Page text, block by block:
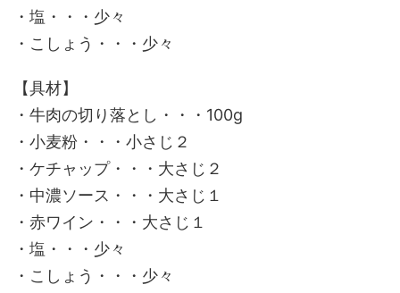
・塩・・・少々
・こしょう・・・少々
【具材】
・牛肉の切り落とし・・・100g
・小麦粉・・・小さじ２
・ケチャップ・・・大さじ２
・中濃ソース・・・大さじ１
・赤ワイン・・・大さじ１
・塩・・・少々
・こしょう・・・少々